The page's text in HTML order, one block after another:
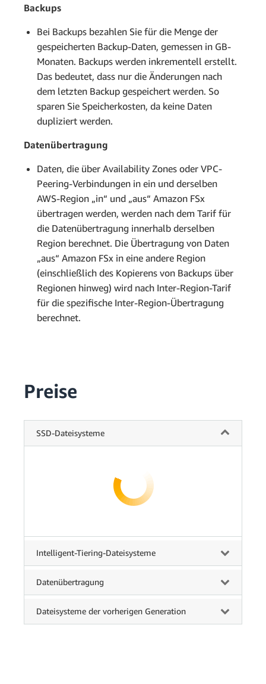
Backups
Bei Backups bezahlen Sie für die Menge der
gespeicherten Backup-Daten, gemessen in GB-
Monaten. Backups werden inkrementell erstellt.
Das bedeutet, dass nur die Änderungen nach
dem letzten Backup gespeichert werden. So
sparen Sie Speicherkosten, da keine Daten
dupliziert werden.
Datenübertragung
Daten, die über Availability Zones oder VPC-
Peering-Verbindungen in ein und derselben
AWS-Region „in“ und „aus“ Amazon FSx
übertragen werden, werden nach dem Tarif für
die Datenübertragung innerhalb derselben
Region berechnet. Die Übertragung von Daten
„aus“ Amazon FSx in eine andere Region
(einschließlich des Kopierens von Backups über
Regionen hinweg) wird nach Inter-Region-Tarif
für die spezifische Inter-Region-Übertragung
berechnet.
Preise
SSD-Dateisysteme
Intelligent-Tiering-Dateisysteme
Datenübertragung
Dateisysteme der vorherigen Generation